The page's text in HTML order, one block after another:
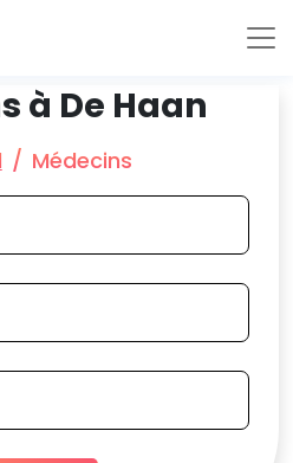
à De Haan
Médecins